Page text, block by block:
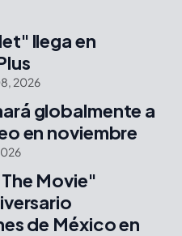
llega en
2026
globalmente a
en noviembre
Movie"
de México en